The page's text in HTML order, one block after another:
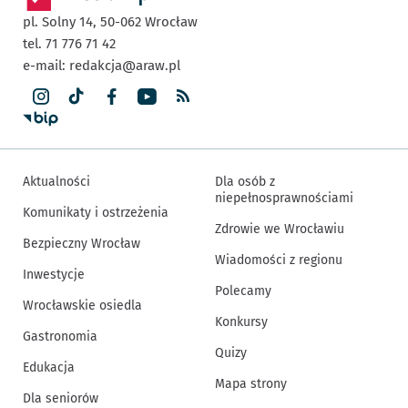
pl. Solny 14, 50-062 Wrocław
tel. 71 776 71 42
e-mail: redakcja@araw.pl
Aktualności
Komunikaty i ostrzeżenia
Bezpieczny Wrocław
Inwestycje
Wrocławskie osiedla
Gastronomia
Edukacja
Dla seniorów
Dla osób z
niepełnosprawnościami
Zdrowie we Wrocławiu
Wiadomości z regionu
Polecamy
Konkursy
Quizy
Mapa strony